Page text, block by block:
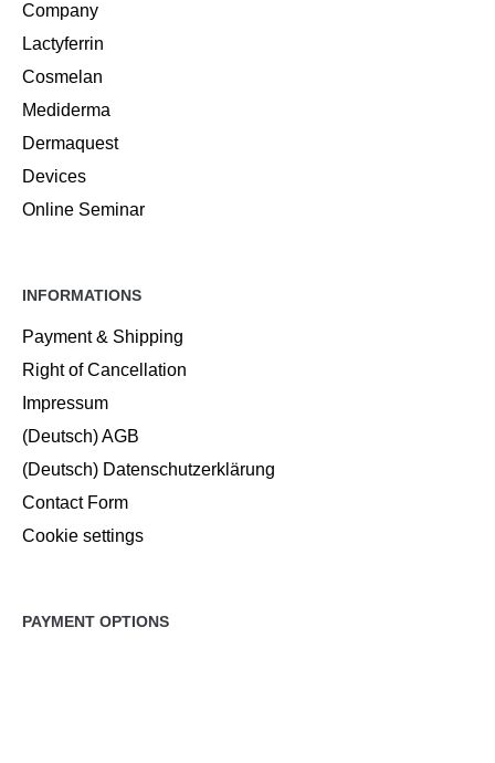
Company
Lactyferrin
Cosmelan
Mediderma
Dermaquest
Devices
Online Seminar
INFORMATIONS
Payment & Shipping
Right of Cancellation
Impressum
(Deutsch) AGB
(Deutsch) Datenschutzerklärung
Contact Form
Cookie settings
PAYMENT OPTIONS